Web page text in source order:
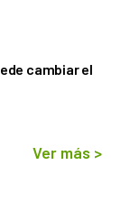
cambiar el
Ver más >